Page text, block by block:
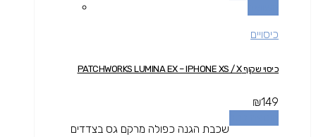
כיסויים
כיסוי שקוף PATCHWORKS LUMINA EX – IPHONE XS / X
₪149
שכבת הגנה כפולה מרקם גס בצדדים